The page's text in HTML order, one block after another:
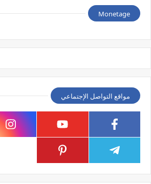
Monetage
مواقع التواصل الإجتماعي